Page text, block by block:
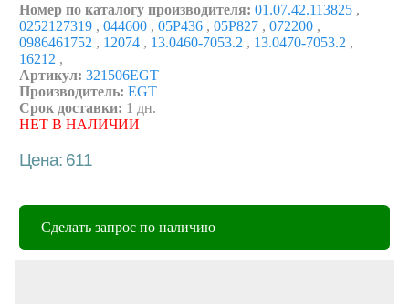
Номер по каталогу производителя: 01.07.42.113825 ,
0252127319 , 044600 , 05P436 , 05P827 , 072200 ,
0986461752 , 12074 , 13.0460-7053.2 , 13.0470-7053.2 ,
16212 ,
Артикул: 321506EGT
Производитель: EGT
Срок доставки: 1 дн.
НЕТ В НАЛИЧИИ
Цена: 611
Сделать запрос по наличию